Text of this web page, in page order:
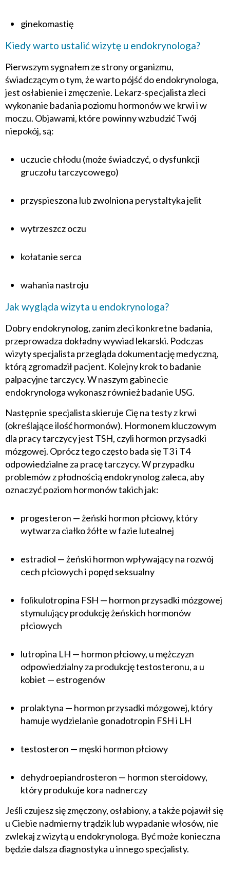
ginekomastię
Kiedy warto ustalić wizytę u endokrynologa?
Pierwszym sygnałem ze strony organizmu,
świadczącym o tym, że warto pójść do endokrynologa,
jest osłabienie i zmęczenie. Lekarz-specjalista zleci
wykonanie badania poziomu hormonów we krwi i w
moczu. Objawami, które powinny wzbudzić Twój
niepokój, są:
uczucie chłodu (może świadczyć, o dysfunkcji
gruczołu tarczycowego)
przyspieszona lub zwolniona perystaltyka jelit
wytrzeszcz oczu
kołatanie serca
wahania nastroju
Jak wygląda wizyta u endokrynologa?
Dobry endokrynolog, zanim zleci konkretne badania,
przeprowadza dokładny wywiad lekarski. Podczas
wizyty specjalista przegląda dokumentację medyczną,
którą zgromadził pacjent. Kolejny krok to badanie
palpacyjne tarczycy. W naszym gabinecie
endokrynologa wykonasz również badanie USG.
Następnie specjalista skieruje Cię na testy z krwi
(określające ilość hormonów). Hormonem kluczowym
dla pracy tarczycy jest TSH, czyli hormon przysadki
mózgowej. Oprócz tego często bada się T3 i T4
odpowiedzialne za pracę tarczycy. W przypadku
problemów z płodnością endokrynolog zaleca, aby
oznaczyć poziom hormonów takich jak:
progesteron — żeński hormon płciowy, który
wytwarza ciałko żółte w fazie lutealnej
estradiol — żeński hormon wpływający na rozwój
cech płciowych i popęd seksualny
folikulotropina FSH — hormon przysadki mózgowej
stymulujący produkcję żeńskich hormonów
płciowych
lutropina LH — hormon płciowy, u mężczyzn
odpowiedzialny za produkcję testosteronu, a u
kobiet — estrogenów
prolaktyna — hormon przysadki mózgowej, który
hamuje wydzielanie gonadotropin FSH i LH
testosteron — męski hormon płciowy
dehydroepiandrosteron — hormon steroidowy,
który produkuje kora nadnerczy
Jeśli czujesz się zmęczony, osłabiony, a także pojawił się
u Ciebie nadmierny trądzik lub wypadanie włosów, nie
zwlekaj z wizytą u endokrynologa. Być może konieczna
będzie dalsza diagnostyka u innego specjalisty.